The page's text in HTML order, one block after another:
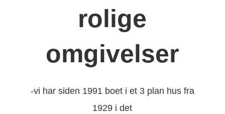
rolige
omgivelser
-vi har siden 1991 boet i et 3 plan hus fra
1929 i det